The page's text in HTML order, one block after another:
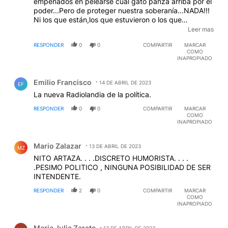
poder...Pero de proteger nuestra soberanía...NADA!!!
Ni los que están,los que estuvieron o los que
estarán,NINGUNO PIENSA O HACE NADA BUENOLeer mas
RESPONDER 0 0 COMPARTIR
MARCAR
COMO
INAPROPIADO
EF Emilio Francisco 14 DE ABRIL DE 2023
La nueva Radiolandia de la política.
RESPONDER 0 0 COMPARTIR
MARCAR
COMO
INAPROPIADO
MZ Mario Zalazar 13 DE ABRIL DE 2023
NITO ARTAZA. . . .DISCRETO HUMORISTA. . . .
.PESIMO POLITICO , NINGUNA POSIBILIDAD DE SER
INTENDENTE.
RESPONDER 2 0 COMPARTIR
MARCAR
COMO
INAPROPIADO